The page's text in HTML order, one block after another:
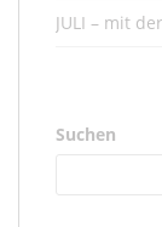
JULI – mit
Suchen